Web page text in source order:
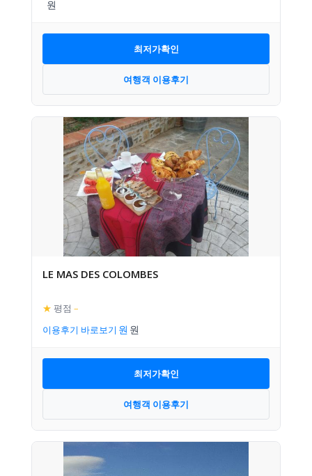
최저가확인
여행객 이용후기
LE MAS DES COLOMBES
★ 평점 –
이용후기 바로보기
최저가확인
여행객 이용후기